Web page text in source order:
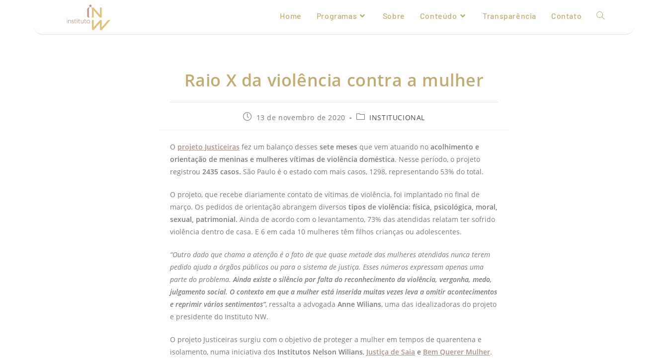
Home Programas Sobre Conteúdo Transparência Contato
Raio X da violência contra a mulher
13 de novembro de 2020 INSTITUCIONAL
O projeto Justiceiras fez um balanço desses sete meses que vem atuando no acolhimento e
orientação de meninas e mulheres vítimas de violência doméstica. Nesse período, o projeto
registrou 2435 casos. São Paulo é o estado com mais casos, 1298, representando 53% do total.
O projeto, que recebe diariamente contato de vítimas de violência, foi implantado no final de
março. Os pedidos de orientação abrangem diversos tipos de violência: física, psicológica, moral,
sexual, patrimonial. Ainda de acordo com o levantamento, 73% das atendidas relatam ter sofrido
violência dentro de casa. E 6 em cada 10 mulheres têm filhos crianças ou adolescentes.
“Outro dado que chama a atenção é o fato de que quase metade das mulheres atendidas nunca terem
pedido ajuda a órgãos públicos ou para o sistema de justiça. Esses números expressam apenas uma
parte do problema.Ainda existe o silêncio por falta do reconhecimento da violência, vergonha, medo,
julgamento social. O contexto em que a mulher está inserida muitas vezes leva a omitir acontecimentos
e reprimir vários sentimentos”, ressalta a advogada Anne Wilians, uma das idealizadoras do projeto
e presidente do Instituto NW.
O projeto Justiceiras surgiu com o objetivo de proteger a mulher em tempos de quarentena e
isolamento, numa iniciativa dos Institutos Nelson Wilians, Justiça de Saia e Bem Querer Mulher.